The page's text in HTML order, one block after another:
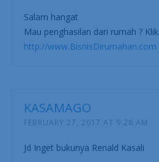
Salam hangat
Mau penghasilan dari rumah ? Klik
http://www.BisnisDirumahan.com
KASAMAGO
FEBRUARY 27, 2017 AT 9:28 AM
Jd Inget bukunya Renald Kasali